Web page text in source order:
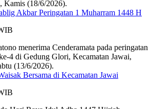
Akbar Peringatan 1 Muharram 1448 H
Bersama di Kecamatan Jawai